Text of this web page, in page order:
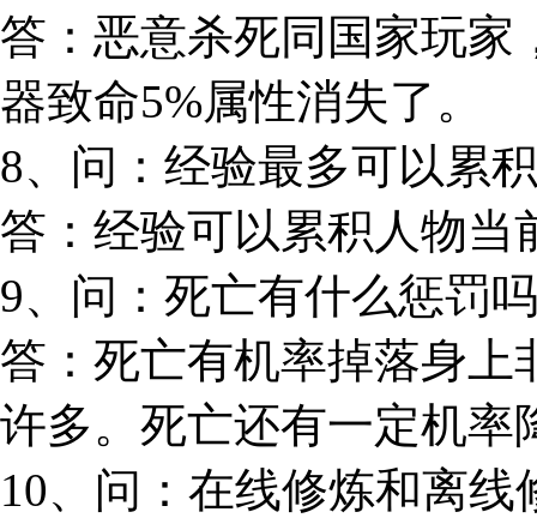
答：恶意杀死同国家玩家
器致命5%属性消失了。
8、问：经验最多可以累
答：经验可以累积人物当
9、问：死亡有什么惩罚
答：死亡有机率掉落身上
许多。死亡还有一定机率
10、问：在线修炼和离